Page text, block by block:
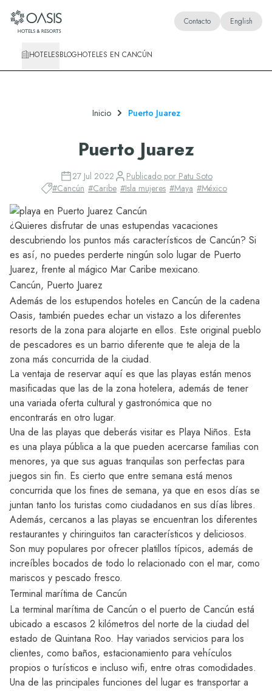
Oasis Hotels & Resorts Contacto English
HOTELESBLOGHOTELES EN CANCÚN
Inicio Puerto Juarez
Puerto Juarez
27 Jul 2022 Publicado por Patu Soto
#Cancún #Caribe #Isla mujeres #Maya #México
¿Quieres disfrutar de unas estupendas vacaciones
descubriendo los puntos más característicos de Cancún? Si
es así, no puedes perderte ningún solo lugar de Puerto
Juarez, frente al mágico Mar Caribe mexicano.
Cancún, Puerto Juarez
Además de los estupendos hoteles en Cancún de la cadena
Oasis, también puedes echar un vistazo a los diferentes
resorts de la zona para alojarte en ellos. Este original pueblo
de pescadores es un barrio diferente que te aleja de la
zona más concurrida de la ciudad.
La ventaja de reservar aquí es que las playas están menos
masificadas que las de la zona hotelera, además de tener
una variada oferta cultural y gastronómica que no
encontrarás en otro lugar.
Una de las playas que deberás visitar es Playa Niños. Esta
es una playa pública a la que pueden acercarse familias con
menores, ya que sus aguas tranquilas son perfectas para
juegos sin fin. Es cierto que entre semana está menos
concurrida que los fines de semana, ya que en esos días se
juntan tanto los turistas como ciudadanos en sus días libres.
Además, cercanos a las playas se encuentran los diferentes
restaurantes y chiringuitos tan característicos y deliciosos.
Son muy populares por ofrecer platillos típicos, además de
increíbles bocados de todo lo relacionado con el mar, como
mariscos y pescado fresco.
Terminal marítima de Cancún
La terminal marítima de Cancún o el puerto de Cancún está
ubicado a escasos 2 kilómetros del norte de la ciudad del
estado de Quintana Roo. Hay variados servicios para los
clientes, como baños, estacionamiento para vehículos
propios o turísticos e incluso wifi, entre otras comodidades.
Una de las principales funciones del lugar es transportar a